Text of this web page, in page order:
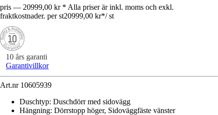
pris — 20999,00 kr * Alla priser är inkl. moms och exkl.
fraktkostnader. per st20999,00 kr*/ st
10 års garanti
Garantivillkor
Art.nr 10605939
Duschtyp: Duschdörr med sidovägg
Hängning: Dörrstopp höger, Sidoväggfäste vänster